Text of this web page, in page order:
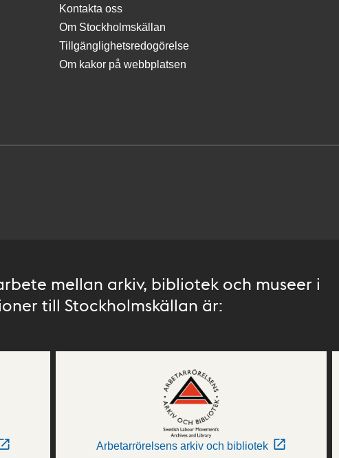
Kontakta oss
Om Stockholmskällan
Tillgänglighetsredogörelse
Om kakor på webbplatsen
mellan arkiv, bibliotek och museer i
till Stockholmskällan är:
Arbetarrörelsens arkiv och bibliotek